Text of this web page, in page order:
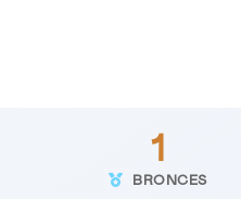
1
BRONCES